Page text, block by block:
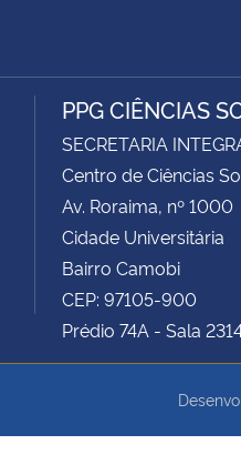
PPG CIÊNCIAS
SECRETARIA
Centro de Ciências
Av. Roraima, nº 1000
Cidade Universitária
Bairro Camobi
CEP: 97105-900
Prédio 74A - Sala